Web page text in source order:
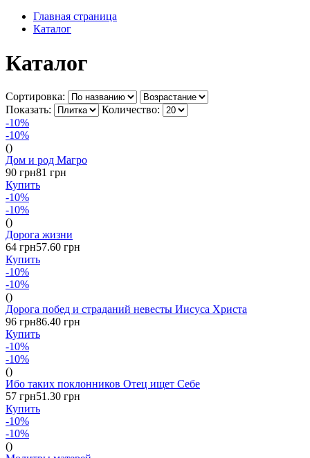
Главная страница
Каталог
Каталог
Сортировка:
Показать:
Количество:
-10%
-10%
()
Дом и род Магро
90 грн81 грн
Купить
-10%
-10%
()
Дорога жизни
64 грн57.60 грн
Купить
-10%
-10%
()
Дорога побед и страданий невесты Иисуса Христа
96 грн86.40 грн
Купить
-10%
-10%
()
Ибо таких поклонников Отец ищет Себе
57 грн51.30 грн
Купить
-10%
-10%
()